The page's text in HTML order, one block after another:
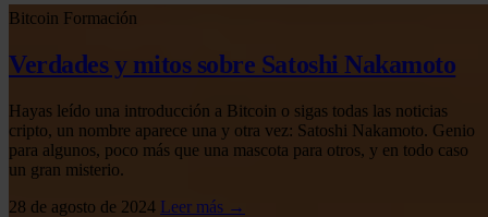
Bitcoin Formación
Verdades y mitos sobre Satoshi Nakamoto
Hayas leído una introducción a Bitcoin o sigas todas las noticias
cripto, un nombre aparece una y otra vez: Satoshi Nakamoto. Genio
para algunos, poco más que una mascota para otros, y en todo caso
un gran misterio.
28 de agosto de 2024 Leer más →